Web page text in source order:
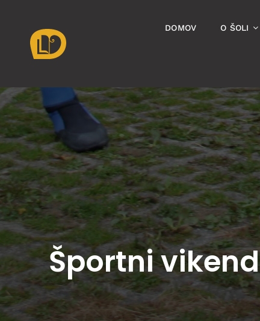
content
DOMOV O ŠOLI
Športni vikend